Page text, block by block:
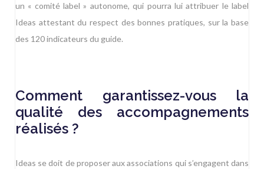
un « comité label » autonome, qui pourra lui attribuer le label
Ideas attestant du respect des bonnes pratiques, sur la base
des 120 indicateurs du guide.
Comment garantissez-vous la
qualité des accompagnements
réalisés ?
Ideas se doit de proposer aux associations qui s’engagent dans